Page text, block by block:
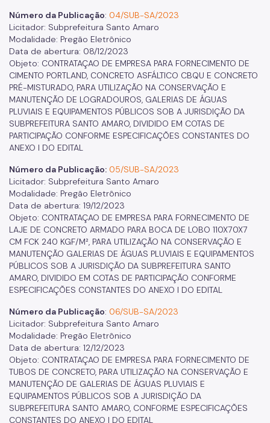
Número da Publicação: 04/SUB-SA/2023
Licitador: Subprefeitura Santo Amaro
Modalidade: Pregão Eletrônico
Data de abertura: 08/12/2023
Objeto: CONTRATAÇAO DE EMPRESA PARA FORNECIMENTO DE
CIMENTO PORTLAND, CONCRETO ASFÁLTICO CBQU E CONCRETO
PRÉ-MISTURADO, PARA UTILIZAÇÃO NA CONSERVAÇÃO E
MANUTENÇÃO DE LOGRADOUROS, GALERIAS DE ÁGUAS
PLUVIAIS E EQUIPAMENTOS PÚBLICOS SOB A JURISDIÇÃO DA
SUBPREFEITURA SANTO AMARO, DIVIDIDO EM COTAS DE
PARTICIPAÇÃO CONFORME ESPECIFICAÇÕES CONSTANTES DO
ANEXO I DO EDITAL
Número da Publicação: 05/SUB-SA/2023
Licitador: Subprefeitura Santo Amaro
Modalidade: Pregão Eletrônico
Data de abertura: 19/12/2023
Objeto: CONTRATAÇAO DE EMPRESA PARA FORNECIMENTO DE
LAJE DE CONCRETO ARMADO PARA BOCA DE LOBO 110X70X7
CM FCK 240 KGF/M², PARA UTILIZAÇÃO NA CONSERVAÇÃO E
MANUTENÇÃO GALERIAS DE ÁGUAS PLUVIAIS E EQUIPAMENTOS
PÚBLICOS SOB A JURISDIÇÃO DA SUBPREFEITURA SANTO
AMARO, DIVIDIDO EM COTAS DE PARTICIPAÇÃO CONFORME
ESPECIFICAÇÕES CONSTANTES DO ANEXO I DO EDITAL
Número da Publicação: 06/SUB-SA/2023
Licitador: Subprefeitura Santo Amaro
Modalidade: Pregão Eletrônico
Data de abertura: 12/12/2023
Objeto: CONTRATAÇAO DE EMPRESA PARA FORNECIMENTO DE
TUBOS DE CONCRETO, PARA UTILIZAÇÃO NA CONSERVAÇÃO E
MANUTENÇÃO DE GALERIAS DE ÁGUAS PLUVIAIS E
EQUIPAMENTOS PÚBLICOS SOB A JURISDIÇÃO DA
SUBPREFEITURA SANTO AMARO, CONFORME ESPECIFICAÇÕES
CONSTANTES DO ANEXO I DO EDITAL